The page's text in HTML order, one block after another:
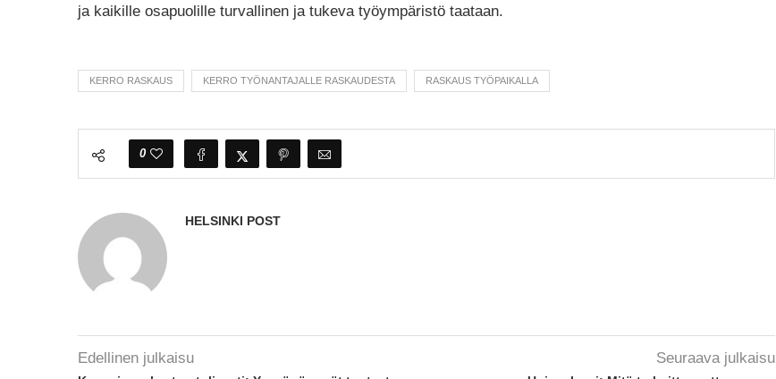
ja kaikille osapuolille turvallinen ja tukeva työympäristö taataan.
KERRO RASKAUS KERRO TYÖNANTAJALLE RASKAUDESTA RASKAUS TYÖPAIKALLA
0
HELSINKI POST
Edellinen julkaisu Seuraava julkaisu